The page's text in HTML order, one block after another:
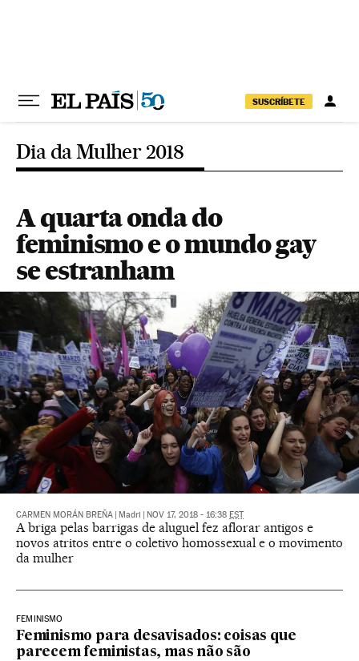
SUSCRÍBETE
Dia da Mulher 2018
A quarta onda do
feminismo e o mundo gay
se estranham
CARMEN MORÁN BREÑA Madri NOV 17, 2018 - 16:38 EST
A briga pelas barrigas de aluguel fez aflorar antigos e
novos atritos entre o coletivo homossexual e o movimento
da mulher
FEMINISMO
Feminismo para desavisados: coisas que
parecem feministas, mas não são